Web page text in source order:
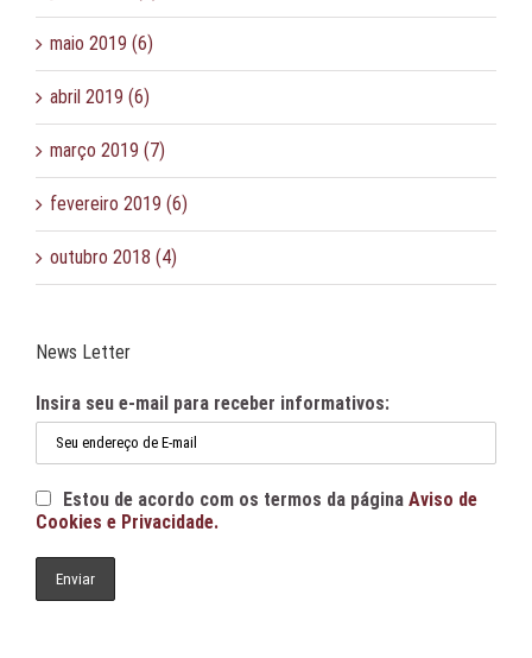
maio 2019 (6)
abril 2019 (6)
março 2019 (7)
fevereiro 2019 (6)
outubro 2018 (4)
News Letter
Insira seu e-mail para receber informativos:
Estou de acordo com os termos da página Aviso de
Cookies e Privacidade.